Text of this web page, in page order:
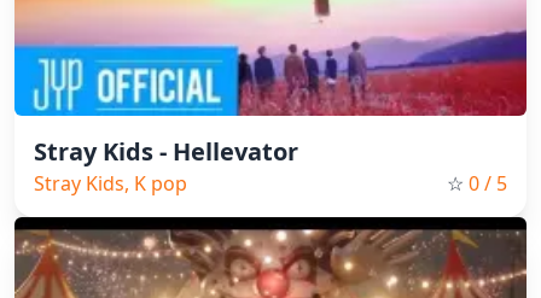
Stray Kids - Hellevator
Stray Kids, K pop ☆ 0/ 5